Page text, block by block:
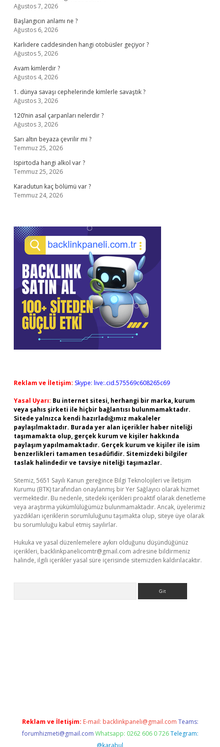
Ağustos 7, 2026
Başlangıcın anlamı ne ?
Ağustos 6, 2026
Karlıdere caddesinden hangi otobüsler geçiyor ?
Ağustos 5, 2026
Avam kimlerdir ?
Ağustos 4, 2026
1. dünya savaşı cephelerinde kimlerle savaştık ?
Ağustos 3, 2026
120’nin asal çarpanları nelerdir ?
Ağustos 3, 2026
Sarı altın beyaza çevrilir mi ?
Temmuz 25, 2026
Ispirtoda hangi alkol var ?
Temmuz 25, 2026
Karadutun kaç bölümü var ?
Temmuz 24, 2026
Reklam ve İletişim: Skype: live:.cid.575569c608265c69
Yasal Uyarı: Bu internet sitesi, herhangi bir marka, kurum
veya şahıs şirketi ile hiçbir bağlantısı bulunmamaktadır.
Sitede yalnızca kendi hazırladığımız makaleler
paylaşılmaktadır. Burada yer alan içerikler haber niteliği
taşımamakta olup, gerçek kurum ve kişiler hakkında
paylaşım yapılmamaktadır. Gerçek kurum ve kişiler ile isim
benzerlikleri tamamen tesadüfidir. Sitemizdeki bilgiler
taslak halindedir ve tavsiye niteliği taşımazlar.
Sitemiz, 5651 Sayılı Kanun gereğince Bilgi Teknolojileri ve İletişim
Kurumu (BTK) tarafından onaylanmış bir Yer Sağlayıcı olarak hizmet
vermektedir. Bu nedenle, sitedeki içerikleri proaktif olarak denetleme
veya araştırma yükümlülüğümüz bulunmamaktadır. Ancak, üyelerimiz
yazdıkları içeriklerin sorumluluğunu taşımakta olup, siteye üye olarak
bu sorumluluğu kabul etmiş sayılırlar.
Hukuka ve yasal düzenlemelere aykırı olduğunu düşündüğünüz
içerikleri, backlinkpanelicomtr@gmail.com adresine bildirmeniz
halinde, ilgili içerikler yasal süre içerisinde sitemizden kaldırılacaktır.
Reklam ve İletişim: E-mail: backlinkpaneli@gmail.com Teams:
forumhizmeti@gmail.com Whatsapp: 0262 606 0 726 Telegram:
@karabul